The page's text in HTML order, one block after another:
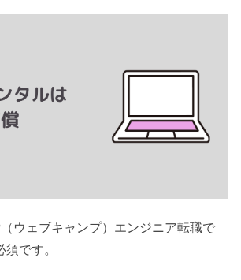
ウェブキャンプ）エンジニア転職で
です。